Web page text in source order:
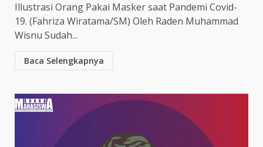
Illustrasi Orang Pakai Masker saat Pandemi Covid-
19. (Fahriza Wiratama/SM) Oleh Raden Muhammad
Wisnu Sudah...
Baca Selengkapnya